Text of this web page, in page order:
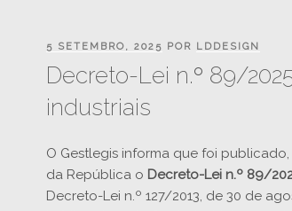
PUBLICADO
EM
5 SETEMBRO, 2025 POR LDDESIGN
Decreto-Lei n.º 89/
industriais
O Gestlegis informa que foi
da República o Decreto-Lei n.º 89/
Decreto-Lei n.º 127/2013, de 30 de